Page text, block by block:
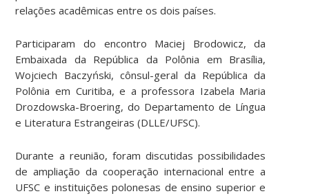
relações acadêmicas entre os dois países.
Participaram do encontro Maciej Brodowicz, da
Embaixada da República da Polônia em Brasília,
Wojciech Baczyński, cônsul-geral da República da
Polônia em Curitiba, e a professora Izabela Maria
Drozdowska-Broering, do Departamento de Língua
e Literatura Estrangeiras (DLLE/UFSC).
Durante a reunião, foram discutidas possibilidades
de ampliação da cooperação internacional entre a
UFSC e instituições polonesas de ensino superior e